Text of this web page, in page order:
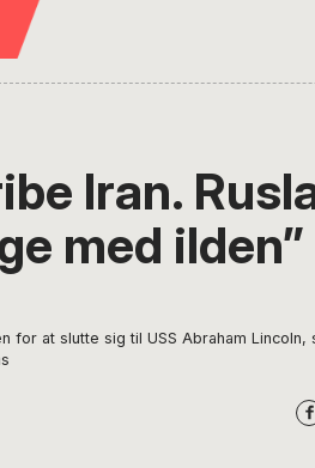
Iran.
med ilden”
for at slutte sig til USS Abraham